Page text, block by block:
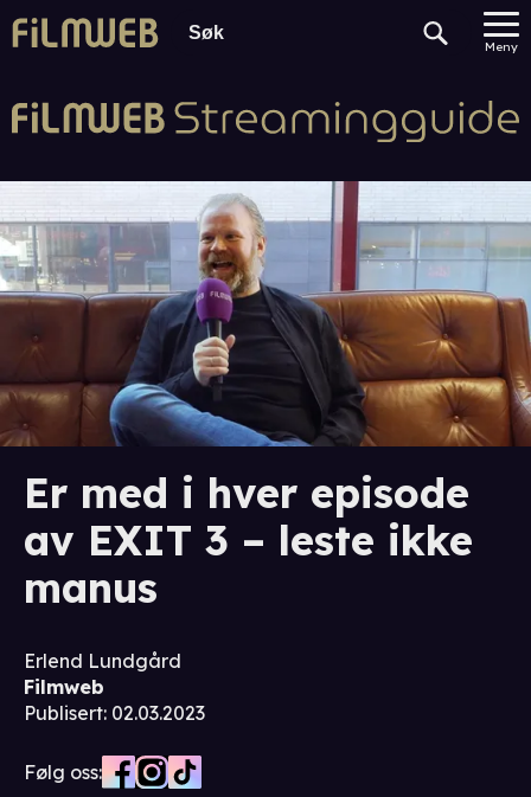
Meny
Er med i hver episode
av EXIT 3 – leste ikke
manus
Erlend Lundgård
Filmweb
Publisert: 02.03.2023
Følg oss: